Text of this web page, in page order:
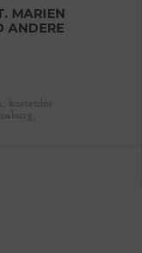
MARIEN
ANDERE